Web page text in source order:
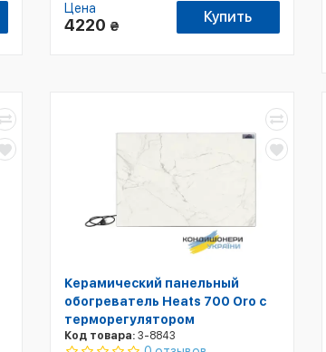
Цена
4220 ₴
Купить
Керамический панельный
обогреватель Heats 700 Oro с
терморегулятором
Код товара:3-8843